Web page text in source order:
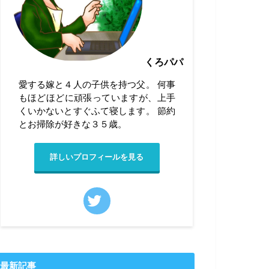
くろパパ
愛する嫁と４人の子供を持つ父。 何事
もほどほどに頑張っていますが、上手
くいかないとすぐふて寝します。 節約
とお掃除が好きな３５歳。
詳しいプロフィールを見る
最新記事